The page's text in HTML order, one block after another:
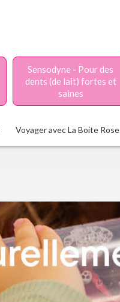
Sensodyne - Pour des
dents (de lait) fortes et
saines
Voyager avec La Boite Rose